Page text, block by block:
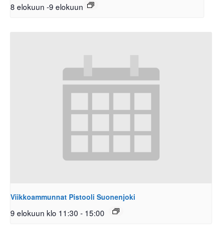
8 elokuun -9 elokuun
Viikkoammunnat Pistooli Suonenjoki
9 elokuun klo 11:30 - 15:00